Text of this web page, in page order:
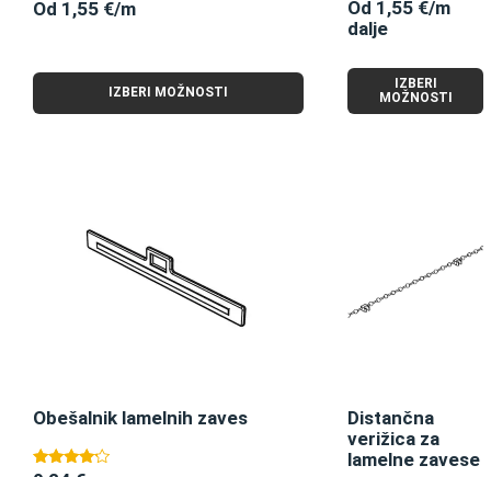
Ocenjeno
5.00
Od 1,55 €/m
IZBERI MOŽNOSTI
Od 1,55 €/m
dalje
IZBERI
MOŽNOSTI
Obešalnik lamelnih zaves
Distančna
verižica za
lamelne zavese